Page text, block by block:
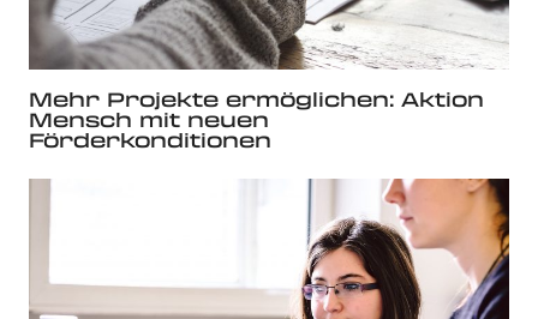
Mehr Projekte ermöglichen: Aktion
Mensch mit neuen
Förderkonditionen